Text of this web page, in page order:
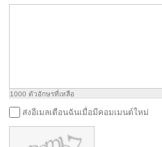
1000 ตัวอักษรที่เหลือ
ส่งอีเมลเตือนฉันเมื่อมีคอมเมนต์ใหม่